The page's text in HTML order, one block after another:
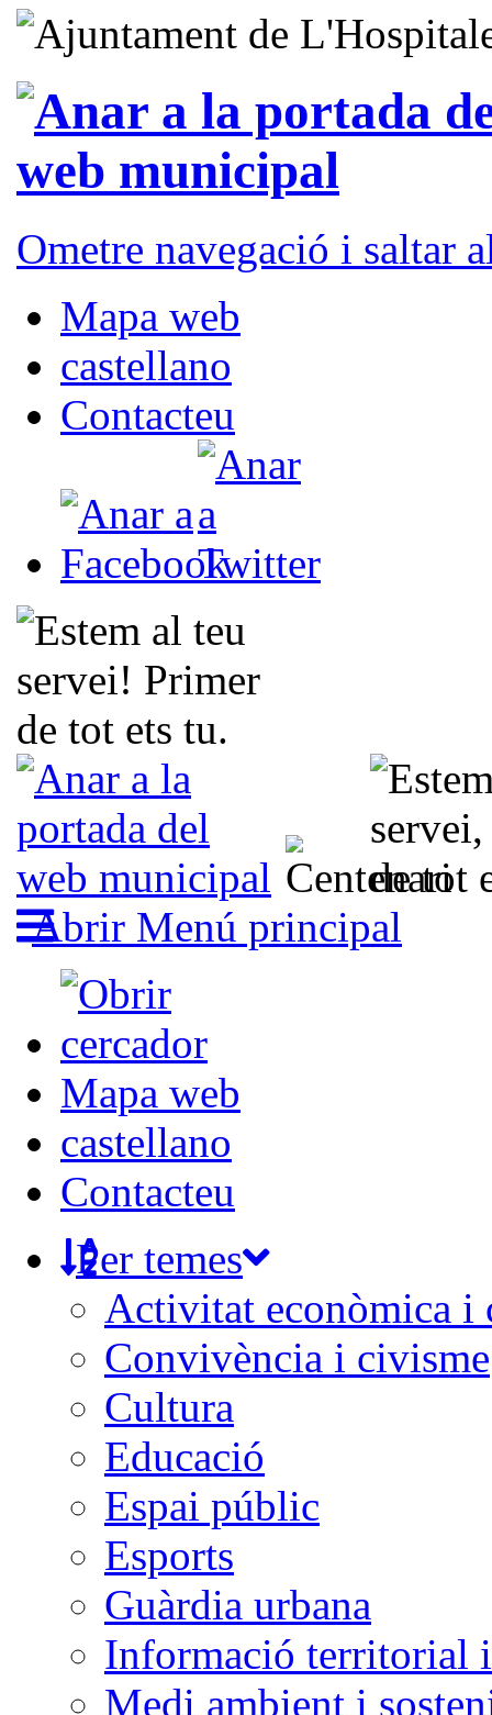
Ometre navegació i saltar
Mapa web
castellano
Contacteu
Abrir Menú principal
Mapa web
castellano
Contacteu
Per temes
Activitat econòmica i
Convivència i civisme
Cultura
Educació
Espai públic
Esports
Guàrdia urbana
Informació territorial
Medi ambient i